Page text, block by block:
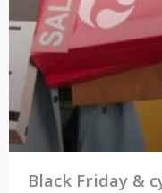
Black Friday &